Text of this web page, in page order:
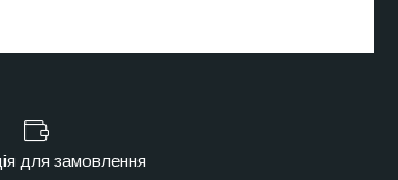
для замовлення